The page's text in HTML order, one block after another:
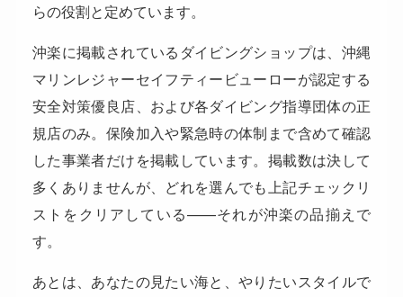
らの役割と定めています。
沖楽に掲載されているダイビングショップは、沖縄
マリンレジャーセイフティービューローが認定する
安全対策優良店、および各ダイビング指導団体の正
規店のみ。保険加入や緊急時の体制まで含めて確認
した事業者だけを掲載しています。掲載数は決して
多くありませんが、どれを選んでも上記チェックリ
ストをクリアしている——それが沖楽の品揃えで
す。
あとは、あなたの見たい海と、やりたいスタイルで